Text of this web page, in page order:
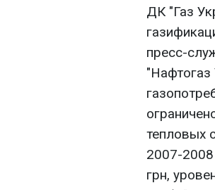
ДК "Газ
пресс-
тепловых
2007-2008
грн,